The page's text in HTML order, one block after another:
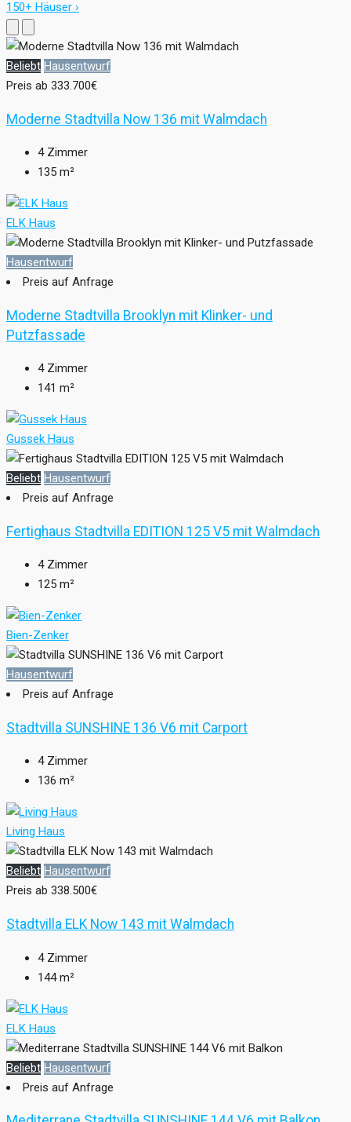
150+ Häuser ›
Beliebt Hausentwurf
Preis ab 333.700€
Moderne Stadtvilla Now 136 mit Walmdach
4 Zimmer
135 m²
ELK Haus
Hausentwurf
Preis auf Anfrage
Moderne Stadtvilla Brooklyn mit Klinker- und
Putzfassade
4 Zimmer
141 m²
Gussek Haus
Beliebt Hausentwurf
Preis auf Anfrage
Fertighaus Stadtvilla EDITION 125 V5 mit Walmdach
4 Zimmer
125 m²
Bien-Zenker
Hausentwurf
Preis auf Anfrage
Stadtvilla SUNSHINE 136 V6 mit Carport
4 Zimmer
136 m²
Living Haus
Beliebt Hausentwurf
Preis ab 338.500€
Stadtvilla ELK Now 143 mit Walmdach
4 Zimmer
144 m²
ELK Haus
Beliebt Hausentwurf
Preis auf Anfrage